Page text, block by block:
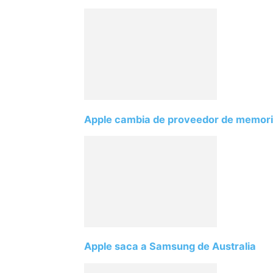
Apple cambia de proveedor de
Apple saca a Samsung de Australia